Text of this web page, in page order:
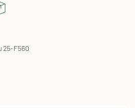
25-F560